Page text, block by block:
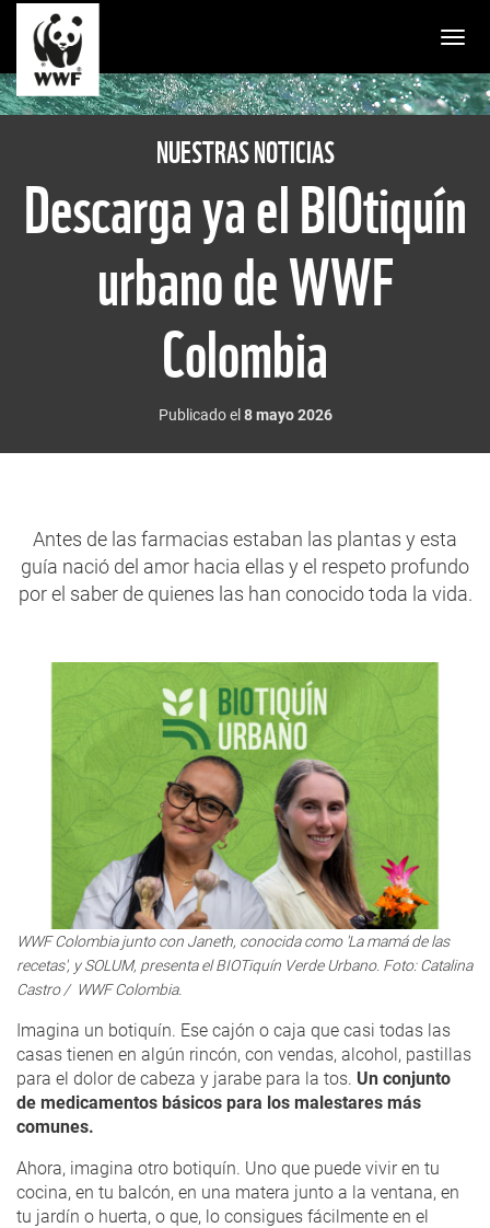
NUESTRAS NOTICIAS
Descarga ya el BIOtiquín
urbano de WWF
Colombia
Publicado el 8 mayo 2026
Antes de las farmacias estaban las plantas y esta
guía nació del amor hacia ellas y el respeto profundo
por el saber de quienes las han conocido toda la vida.
WWF Colombia junto con Janeth, conocida como 'La mamá de las
recetas', y SOLUM, presenta el BIOTiquín Verde Urbano. Foto: Catalina
Castro / WWF Colombia.
Imagina un botiquín. Ese cajón o caja que casi todas las
casas tienen en algún rincón, con vendas, alcohol, pastillas
para el dolor de cabeza y jarabe para la tos. Un conjunto
de medicamentos básicos para los malestares más
comunes.
Ahora, imagina otro botiquín. Uno que puede vivir en tu
cocina, en tu balcón, en una matera junto a la ventana, en
tu jardín o huerta, o que, lo consigues fácilmente en el